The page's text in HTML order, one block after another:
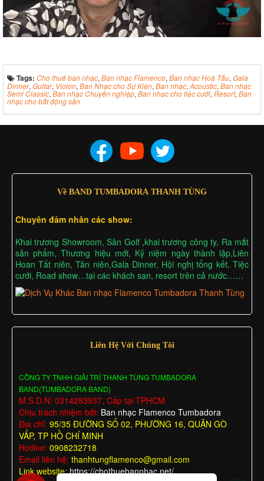
Tags: Cho thuê ban nhạc, Ban nhạc Flamenco, Ban nhạc Hoà Tấu, Gala
Dinner, Guitar, Violon, Ban Nhạc cho Sự Kiện, Ban nhạc, Acoustic, Ban nhạc
Semi Classic, Ban nhạc Chuyên nghiệp, Ban nhạc cho tiệc cưới, Resort, Ban
nhạc cho bất động sản
Về BAND TUMBADORA THANH TÙNG
Chuyên đảm nhân các show:
Khai trương Showroom, Sân Golf ,khai trương công ty, Ra mắt
sản phẩm, Thương hiệu mới, Kỷ niệm ngày thành lập,Liên
Hoan Tất niên, Tân niên,Gala Dinner, Hội nghị tổng kết, Tiệc
cưới, Road show…tại các khách sạn, resort trên cả nước……
Liên Hệ Với Chúng Tôi
CÔNG TY TNHH GIẢI TRÍ THANH TÙNG TUMBADORA
BAND(TUMBADORA BAND)
M.S.D.N: 0314283937, Cấp tại TPHCM
Chịu trách nhiệm bởi: Ban nhạc Flamenco Tumbadora
Địa chỉ: 95/35 ĐƯỜNG SỐ 02, PHƯỜNG 16, QUẬN GÒ
VẤP, TP HỒ CHÍ MINH
Hotline: 0908232718
Email liên hệ: thanhtungflamenco@gmail.com
Link website:https://chothuebannhac.net/